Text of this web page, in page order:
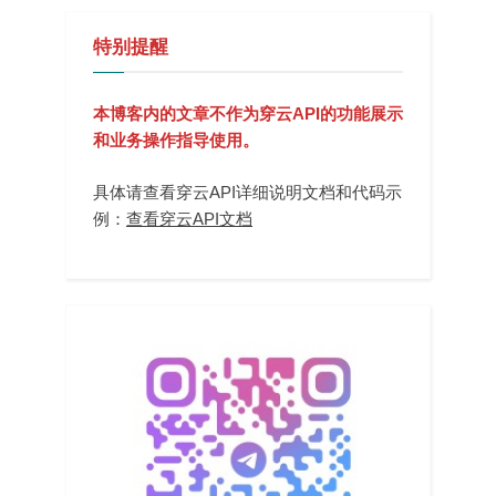
特别提醒
本博客内的文章不作为穿云API的功能展示
和业务操作指导使用。
具体请查看穿云API详细说明文档和代码示
例： 查看穿云API文档